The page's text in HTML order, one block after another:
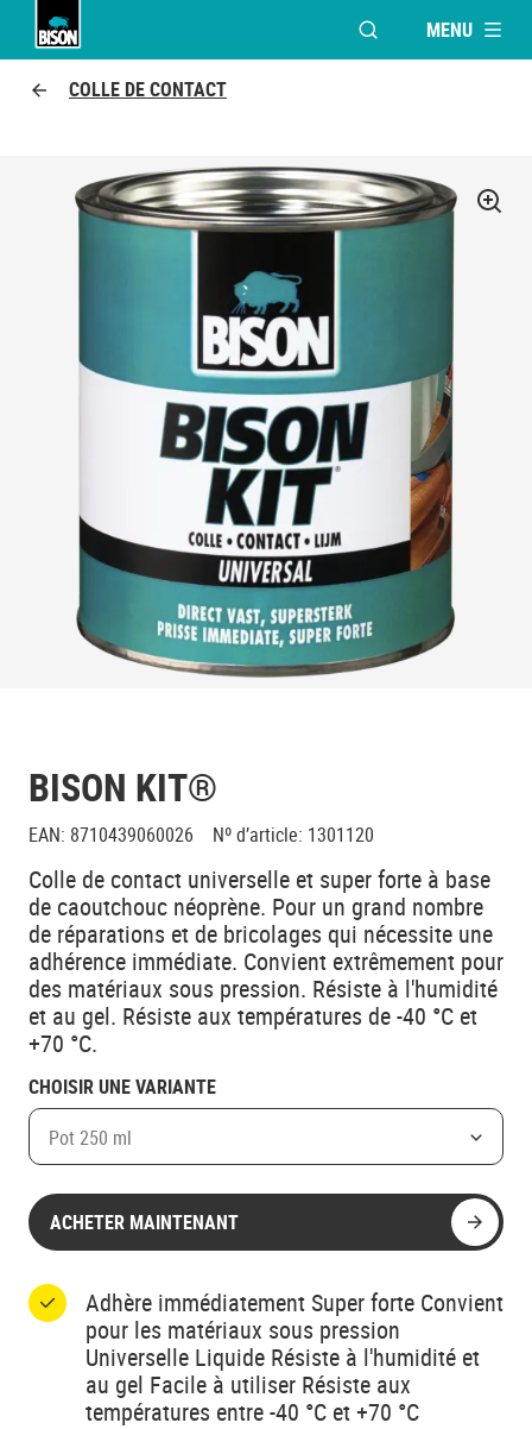
OUVRIR LAMENU
COLLE DE CONTACT
BISON KIT®
EAN: 8710439060026 Nº d’article: 1301120
Colle de contact universelle et super forte à base
de caoutchouc néoprène. Pour un grand nombre
de réparations et de bricolages qui nécessite une
adhérence immédiate. Convient extrêmement pour
des matériaux sous pression. Résiste à l'humidité
et au gel. Résiste aux températures de -40 °C et
+70 °C.
CHOISIR UNE VARIANTE
Pot 250 ml
ACHETER MAINTENANT
Adhère immédiatement Super forte Convient
pour les matériaux sous pression
Universelle Liquide Résiste à l'humidité et
au gel Facile à utiliser Résiste aux
températures entre -40 °C et +70 °C